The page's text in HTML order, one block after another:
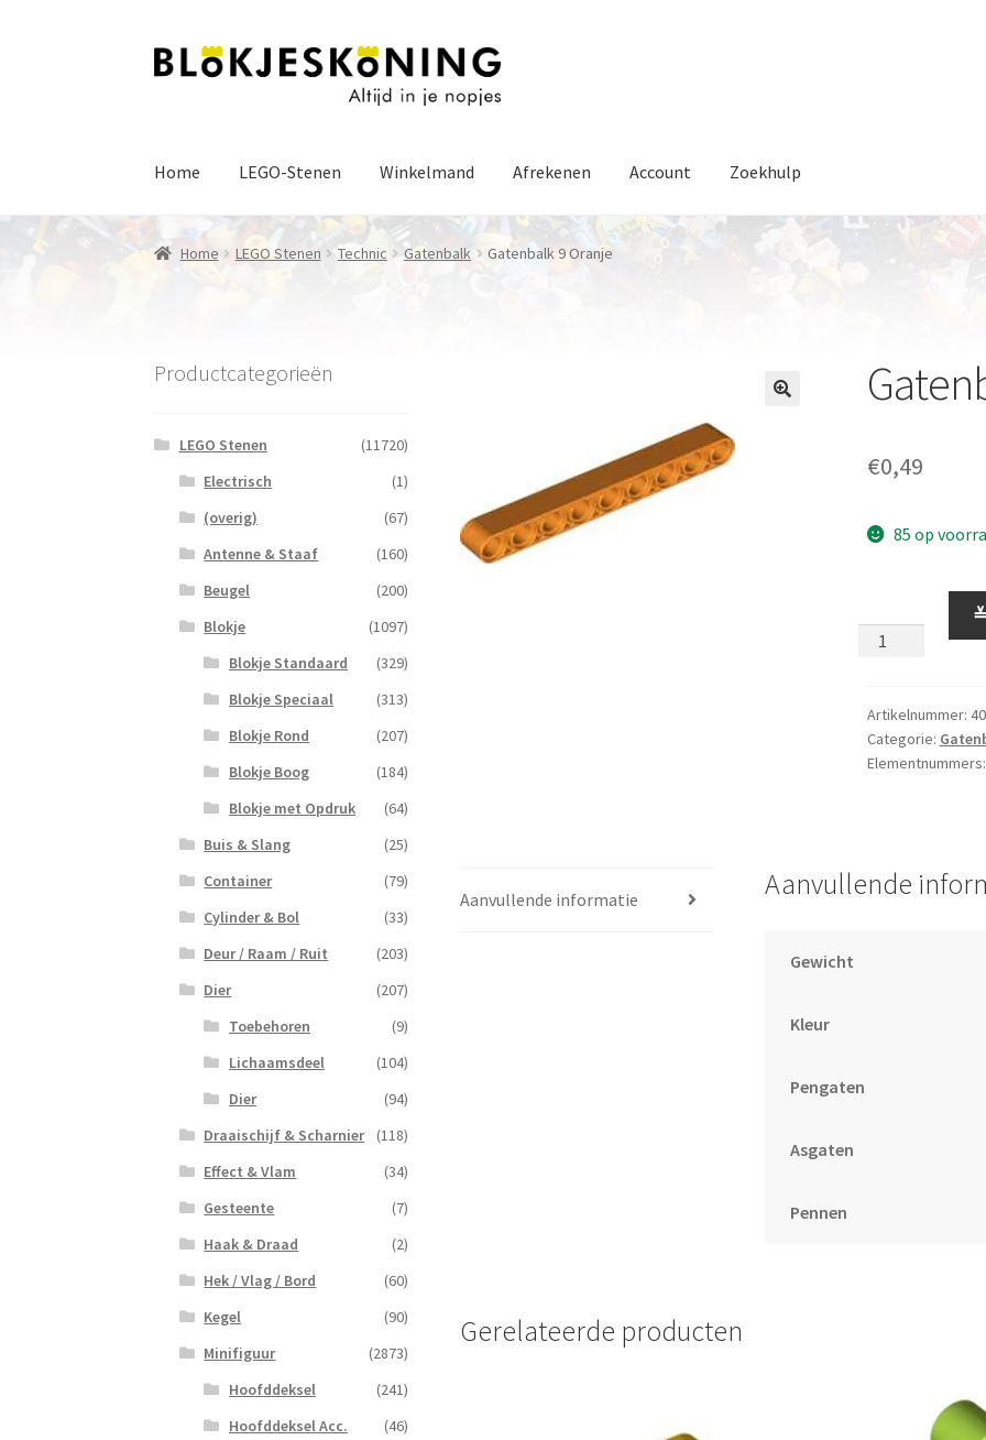
Ga
Ga
Home
LEGO-Stenen Winkelmand Afrekenen Account Zoekhulp
Home LEGO Stenen Technic Gatenbalk Gatenbalk 9 Oranje
€0,49
85 op
9
≚
Artikelnummer:
Categorie:
Elementnummers:
Aanvullende informatie Aanvullende
Gewicht
Kleur
Pengaten
Asgaten
Pennen
Gerelateerde producten
Productcategorieën
LEGO Stenen
(11720)
Electrisch
(1)
(overig)
(67)
Antenne & Staaf
(160)
Beugel
(200)
Blokje
(1097)
Blokje Standaard
(329)
Blokje Speciaal
(313)
Blokje Rond
(207)
Blokje Boog
(184)
Blokje met Opdruk
(64)
Buis & Slang
(25)
Container
(79)
Cylinder & Bol
(33)
Deur / Raam / Ruit
(203)
Dier
(207)
Toebehoren
(9)
Lichaamsdeel
(104)
Dier
(94)
Draaischijf & Scharnier
(118)
Effect & Vlam
(34)
Gesteente
(7)
Haak & Draad
(2)
Hek / Vlag / Bord
(60)
Kegel
(90)
Minifiguur
(2873)
Hoofddeksel
(241)
Hoofddeksel Acc.
(46)